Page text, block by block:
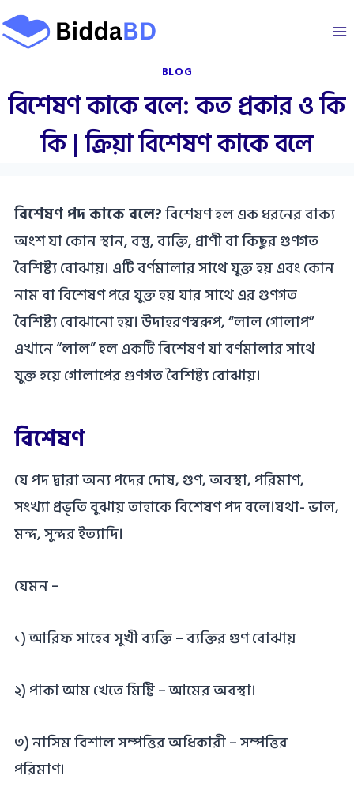
Skip
to
BLOG
বিশেষণ কাকে বলে: কত প্রকার ও কি
কি | ক্রিয়া বিশেষণ কাকে বলে
বিশেষণ পদ কাকে বলে?বিশেষণ হল এক ধরনের বাক্য
অংশ যা কোন স্থান, বস্তু, ব্যক্তি, প্রাণী বা কিছুর গুণগত
বৈশিষ্ট্য বোঝায়। এটি বর্ণমালার সাথে যুক্ত হয় এবং কোন
নাম বা বিশেষণ পরে যুক্ত হয় যার সাথে এর গুণগত
বৈশিষ্ট্য বোঝানো হয়। উদাহরণস্বরূপ, “লাল গোলাপ”
এখানে “লাল” হল একটি বিশেষণ যা বর্ণমালার সাথে
যুক্ত হয়ে গোলাপের গুণগত বৈশিষ্ট্য বোঝায়।
বিশেষণ
যে পদ দ্বারা অন্য পদের দোষ, গুণ, অবস্থা, পরিমাণ,
সংখ্যা প্রভৃতি বুঝায় তাহাকে বিশেষণ পদ বলে।যথা- ভাল,
মন্দ, সুন্দর ইত্যাদি।
যেমন –
১) আরিফ সাহেব সুখী ব্যক্তি – ব্যক্তির গুণ বোঝায়
২) পাকা আম খেতে মিষ্টি – আমের অবস্থা।
৩) নাসিম বিশাল সম্পত্তির অধিকারী – সম্পত্তির
পরিমাণ।